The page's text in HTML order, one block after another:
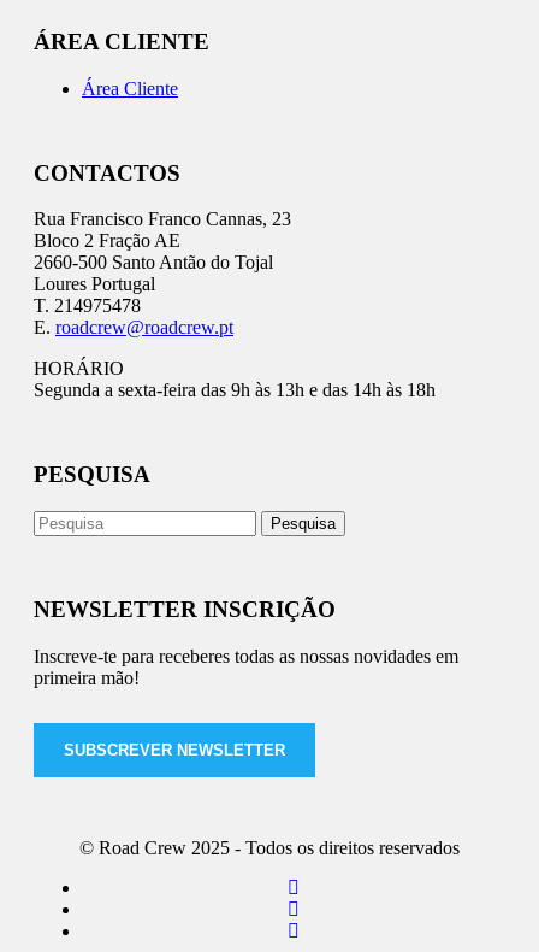
ÁREA CLIENTE
Área Cliente
CONTACTOS
Rua Francisco Franco Cannas, 23
Bloco 2 Fração AE
2660-500 Santo Antão do Tojal
Loures Portugal
T. 214975478
E. roadcrew@roadcrew.pt
HORÁRIO
Segunda a sexta-feira das 9h às 13h e das 14h às 18h
PESQUISA
NEWSLETTER INSCRIÇÃO
Inscreve-te para receberes todas as nossas novidades em
primeira mão!
SUBSCREVER NEWSLETTER
© Road Crew 2025 - Todos os direitos reservados